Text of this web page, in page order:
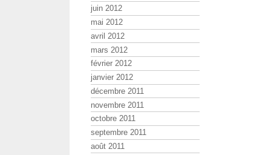
juin 2012
mai 2012
avril 2012
mars 2012
février 2012
janvier 2012
décembre 2011
novembre 2011
octobre 2011
septembre 2011
août 2011